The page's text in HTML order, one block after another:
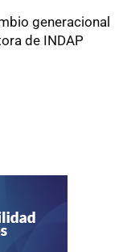
generacional
de INDAP